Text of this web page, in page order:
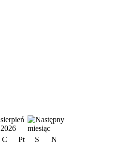
sierpień
2026
C Pt S
N